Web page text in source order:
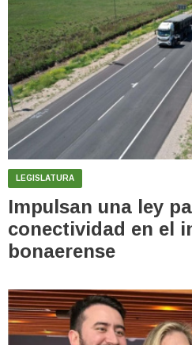
LEGISLATURA
Impulsan una ley
conectividad en el
bonaerense